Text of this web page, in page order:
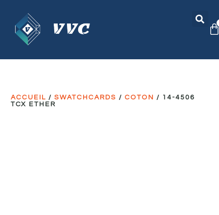
ACCUEIL /SWATCHCARDS /COTON / 14-4506
TCX ETHER